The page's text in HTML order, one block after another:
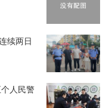
续两日
人民警